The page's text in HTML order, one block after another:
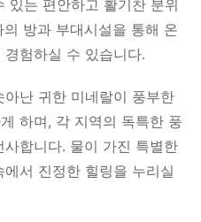
있는 편안하고 활기찬 분위
방과 부대시설을 통해 온
험하실 수 있습니다.
난 귀한 미네랄이 풍부한
하며, 각 지역의 독특한 풍
합니다. 물이 가진 특별한
서 진정한 힐링을 누리실